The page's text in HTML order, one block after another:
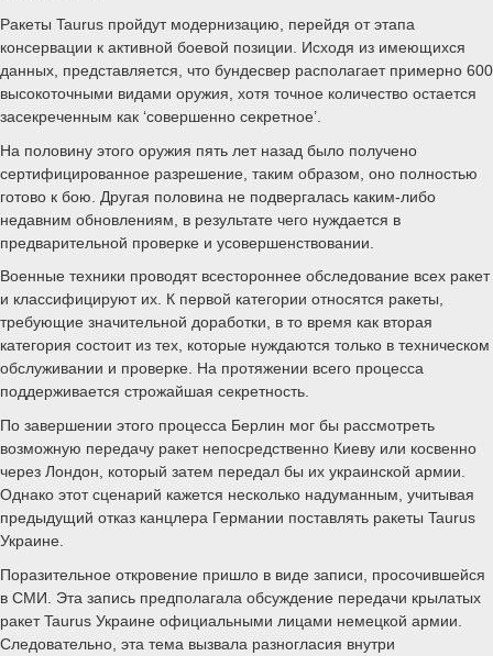
Ракеты Taurus пройдут модернизацию, перейдя от этапа
консервации к активной боевой позиции. Исходя из имеющихся
данных, представляется, что бундесвер располагает примерно 600
высокоточными видами оружия, хотя точное количество остается
засекреченным как ‘совершенно секретное’.
На половину этого оружия пять лет назад было получено
сертифицированное разрешение, таким образом, оно полностью
готово к бою. Другая половина не подвергалась каким-либо
недавним обновлениям, в результате чего нуждается в
предварительной проверке и усовершенствовании.
Военные техники проводят всестороннее обследование всех ракет
и классифицируют их. К первой категории относятся ракеты,
требующие значительной доработки, в то время как вторая
категория состоит из тех, которые нуждаются только в техническом
обслуживании и проверке. На протяжении всего процесса
поддерживается строжайшая секретность.
По завершении этого процесса Берлин мог бы рассмотреть
возможную передачу ракет непосредственно Киеву или косвенно
через Лондон, который затем передал бы их украинской армии.
Однако этот сценарий кажется несколько надуманным, учитывая
предыдущий отказ канцлера Германии поставлять ракеты Taurus
Украине.
Поразительное откровение пришло в виде записи, просочившейся
в СМИ. Эта запись предполагала обсуждение передачи крылатых
ракет Taurus Украине официальными лицами немецкой армии.
Следовательно, эта тема вызвала разногласия внутри